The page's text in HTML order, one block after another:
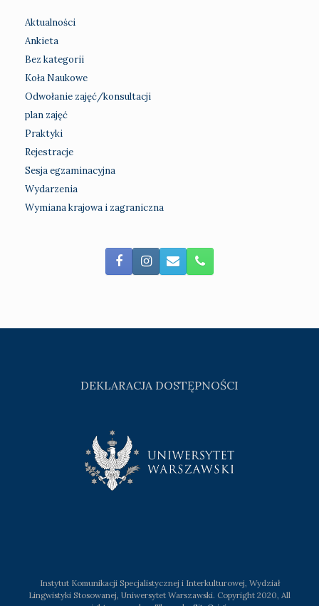
Aktualności
Ankieta
Bez kategorii
Koła Naukowe
Odwołanie zajęć/konsultacji
plan zajęć
Praktyki
Rejestracje
Sesja egzaminacyjna
Wydarzenia
Wymiana krajowa i zagraniczna
DEKLARACJA DOSTĘPNOŚCI
Instytut Komunikacji Specjalistycznej i Interkulturowej, Wydział
Lingwistyki Stosowanej, Uniwersytet Warszawski. Copyright 2020, All